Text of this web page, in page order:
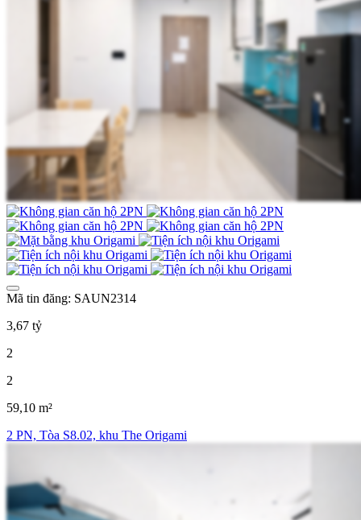
Mã tin đăng: SAUN2314
3,67 tỷ
2
2
59,10 m²
2 PN, Tòa S8.02, khu The Origami